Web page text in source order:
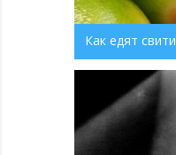
Как едят свити